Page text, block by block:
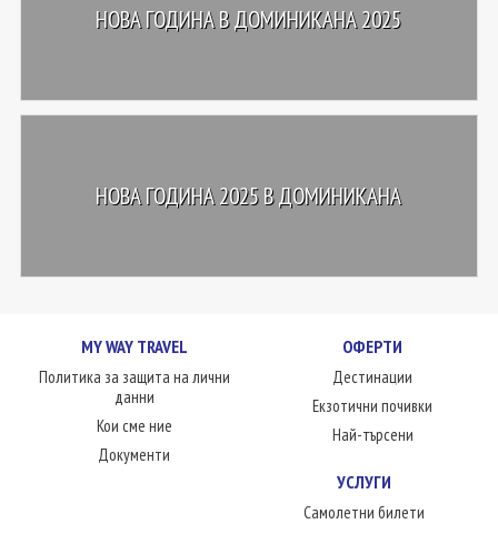
НОВА ГОДИНА В ДОМИНИКАНА 2025
НОВА ГОДИНА 2025 В ДОМИНИКАНА
MY WAY TRAVEL
Политика за защита на лични
данни
Кои сме ние
Документи
ОФЕРТИ
Дестинации
Екзотични почивки
Най-търсени
УСЛУГИ
Самолетни билети